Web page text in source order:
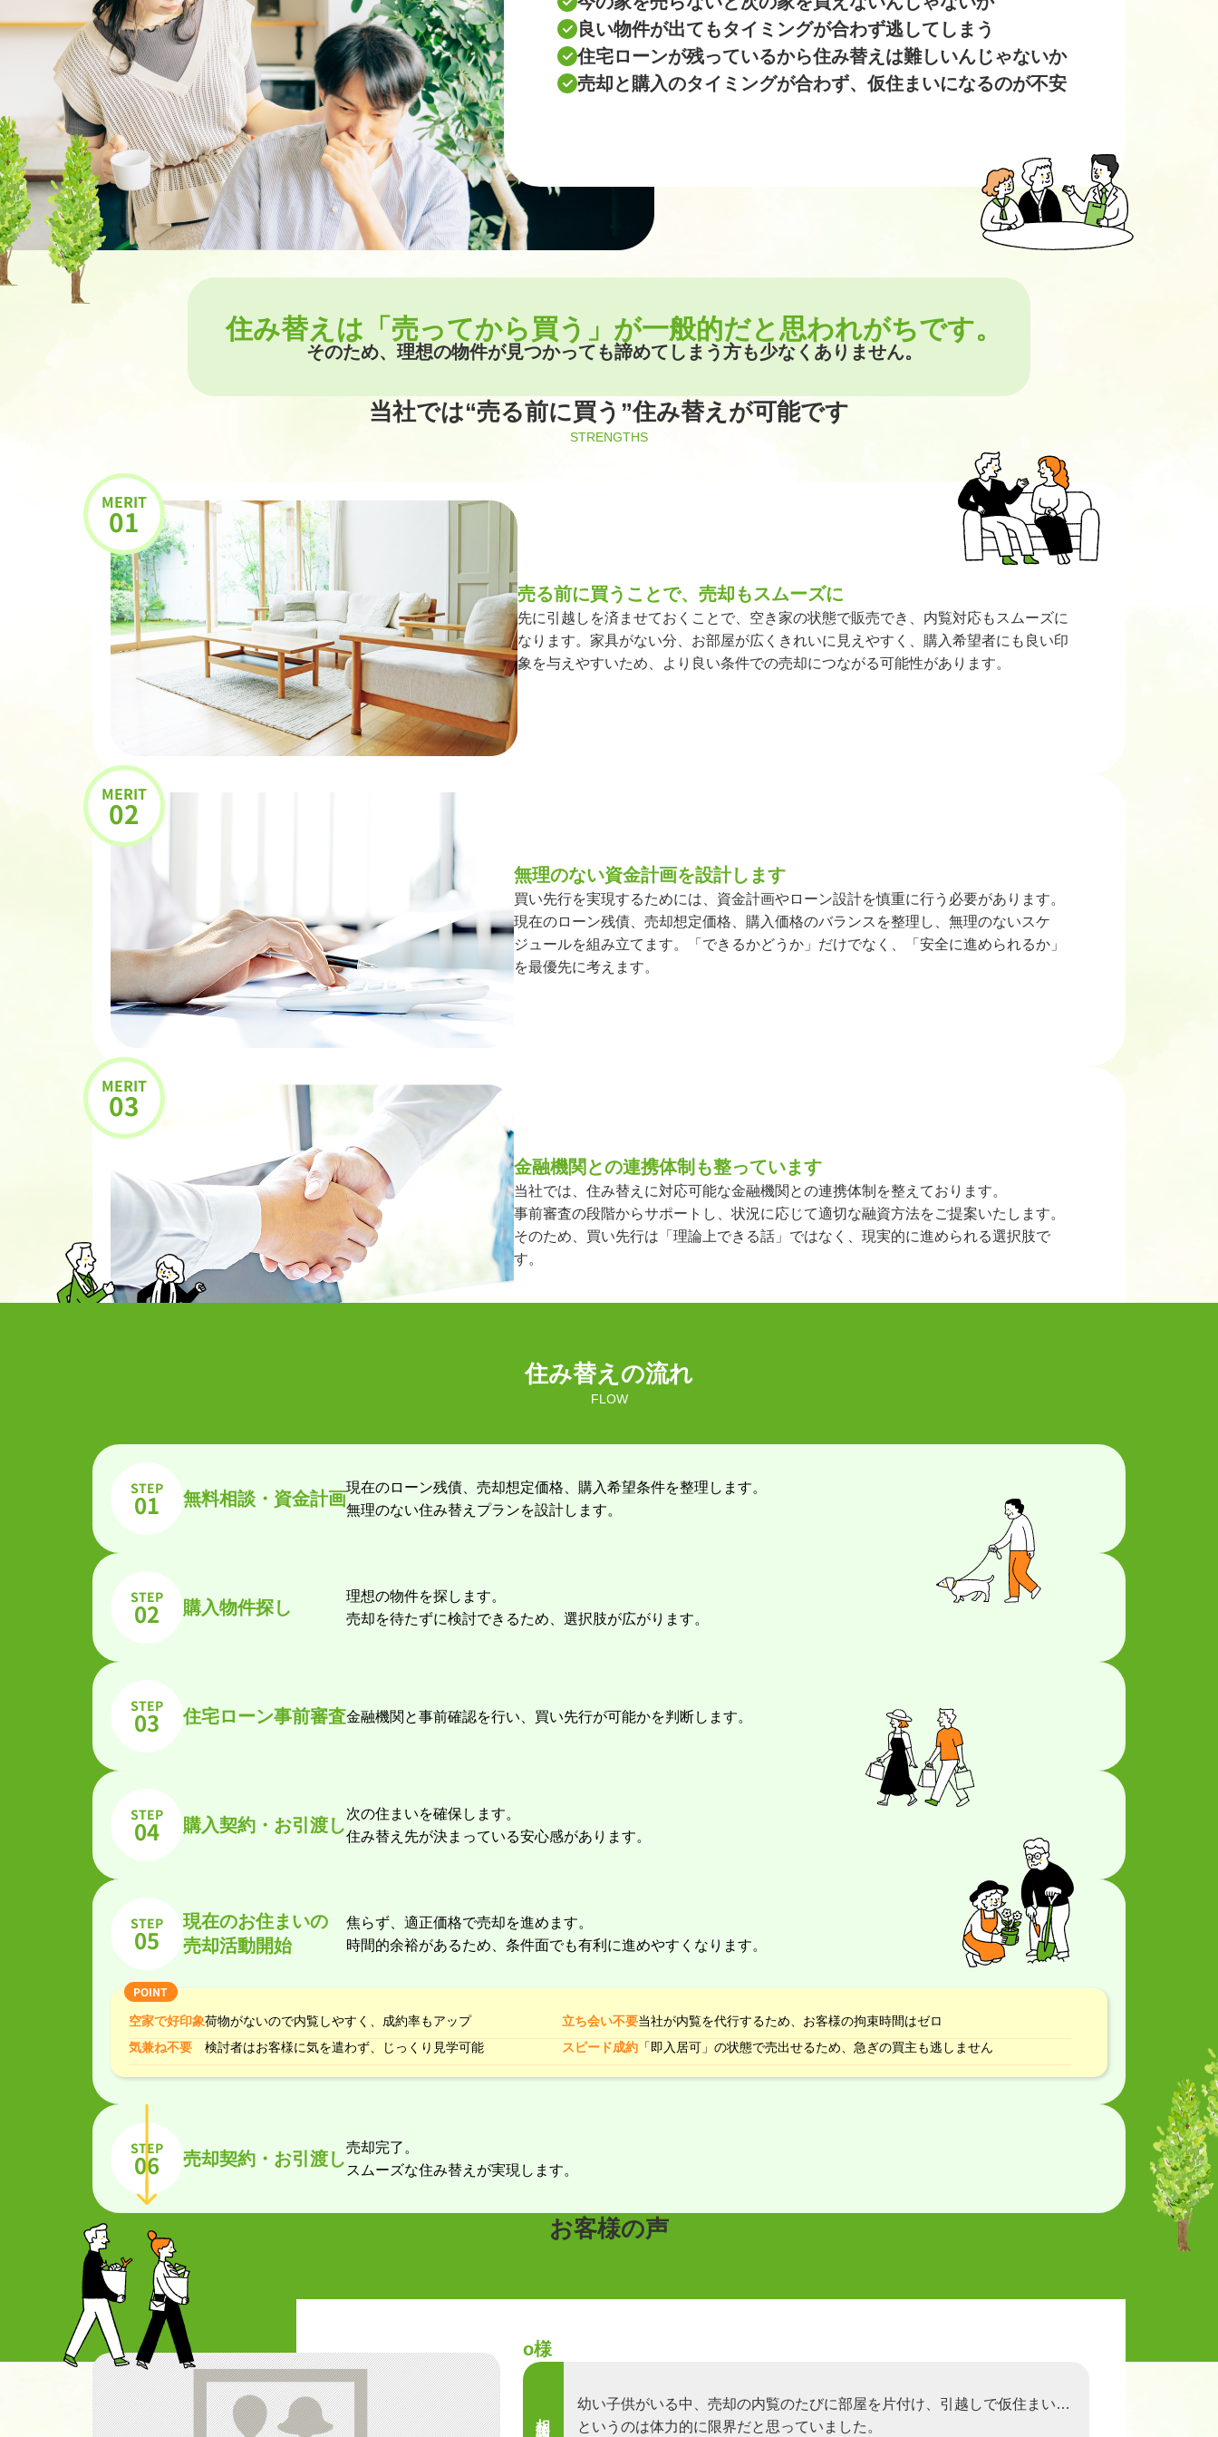
良い物件が出てもタイミングが合わず逃してしまう
住宅ローンが残っているから住み替えは難しいんじゃないか
売却と購入のタイミングが合わず、仮住まいになるのが不安
住み替えは「売ってから買う」が一般的だと思われがちです。
そのため、理想の物件が見つかっても諦めてしまう方も少なくありません。
当社では“売る前に買う”住み替えが可能です
STRENGTHS
MERIT
01
売る前に買うことで、売却もスムーズに
先に引越しを済ませておくことで、空き家の状態で販売でき、内覧対応もスムーズに
なります。家具がない分、お部屋が広くきれいに見えやすく、購入希望者にも良い印
象を与えやすいため、より良い条件での売却につながる可能性があります。
MERIT
02
無理のない資金計画を設計します
買い先行を実現するためには、資金計画やローン設計を慎重に行う必要があります。
現在のローン残債、売却想定価格、購入価格のバランスを整理し、無理のないスケ
ジュールを組み立てます。「できるかどうか」だけでなく、「安全に進められるか」
を最優先に考えます。
MERIT
03
金融機関との連携体制も整っています
当社では、住み替えに対応可能な金融機関との連携体制を整えております。
事前審査の段階からサポートし、状況に応じて適切な融資方法をご提案いたします。
そのため、買い先行は「理論上できる話」ではなく、現実的に進められる選択肢で
す。
住み替えの流れ
FLOW
STEP
01 無料相談・資金計画
現在のローン残債、売却想定価格、購入希望条件を整理します。
無理のない住み替えプランを設計します。
STEP
02 購入物件探し
理想の物件を探します。
売却を待たずに検討できるため、選択肢が広がります。
STEP
03 住宅ローン事前審査金融機関と事前確認を行い、買い先行が可能かを判断します。
STEP
04 購入契約・お引渡し
次の住まいを確保します。
住み替え先が決まっている安心感があります。
STEP
05
現在のお住まいの
売却活動開始
焦らず、適正価格で売却を進めます。
時間的余裕があるため、条件面でも有利に進めやすくなります。
空家で好印象荷物がないので内覧しやすく、成約率もアップ 立ち会い不要当社が内覧を代行するため、お客様の拘束時間はゼロ
気兼ね不要
検討者はお客様に気を遣わず、じっくり見学可能 スピード成約 「即入居可」の状態で売出せるため、急ぎの買主も逃しません
STEP
06 売却契約・お引渡し
売却完了。
スムーズな住み替えが実現します。
お客様の声
o様
相談内容
幼い子供がいる中、売却の内覧のたびに部屋を片付け、引越しで仮住まい…
というのは体力的に限界だと思っていました。